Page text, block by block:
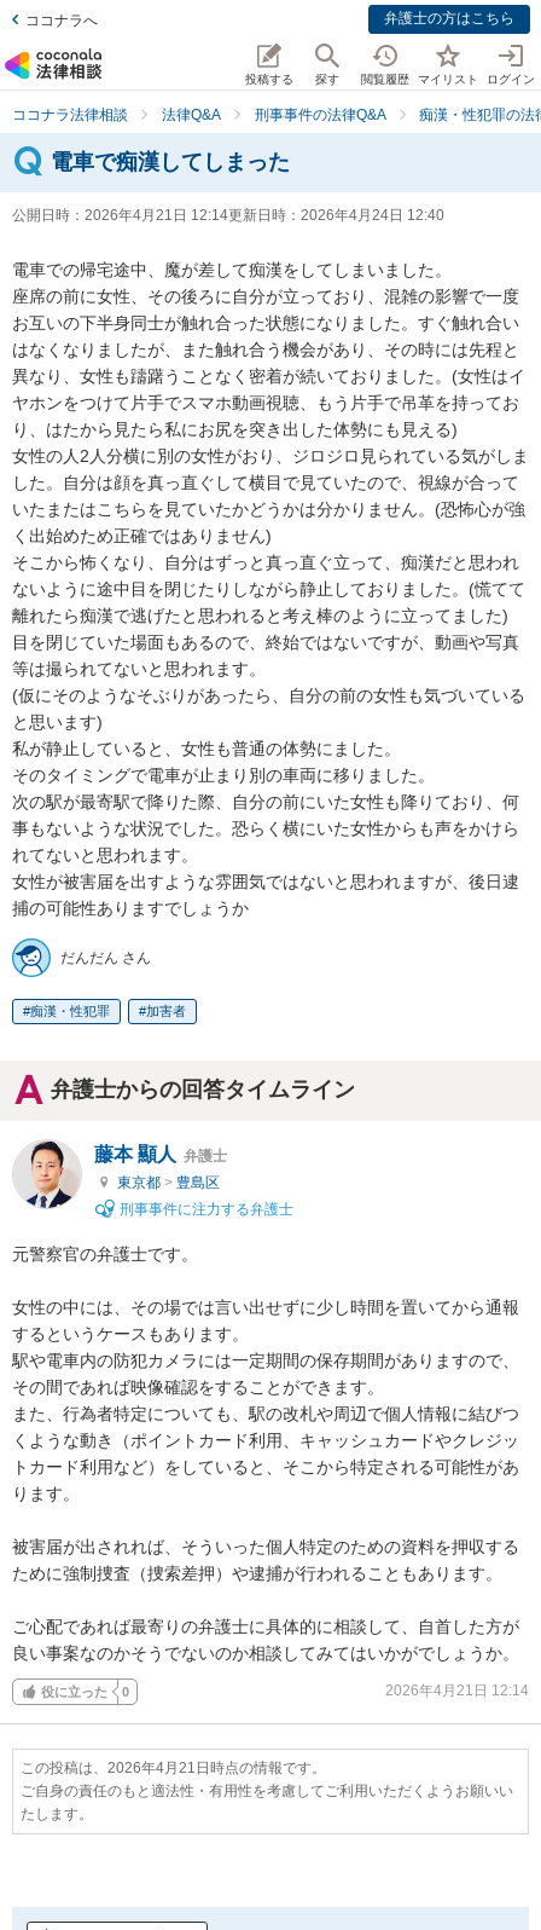
ココナラへ 弁護士の方はこちら
投稿する 探す 閲覧履歴 マイリスト ログイン
ココナラ法律相談 法律Q&A 刑事事件の法律Q&A 痴漢・性犯罪の法
電車で痴漢してしまった
公開日時： 2026年4月21日 12:14更新日時： 2026年4月24日 12:40
電車での帰宅途中、魔が差して痴漢をしてしまいました。
座席の前に女性、その後ろに自分が立っており、混雑の影響で一度
お互いの下半身同士が触れ合った状態になりました。すぐ触れ合い
はなくなりましたが、また触れ合う機会があり、その時には先程と
異なり、女性も躊躇うことなく密着が続いておりました。(女性はイ
ヤホンをつけて片手でスマホ動画視聴、もう片手で吊革を持ってお
り、はたから見たら私にお尻を突き出した体勢にも見える)
女性の人2人分横に別の女性がおり、ジロジロ見られている気がしま
した。自分は顔を真っ直ぐして横目で見ていたので、視線が合って
いたまたはこちらを見ていたかどうかは分かりません。(恐怖心が強
く出始めため正確ではありません)
そこから怖くなり、自分はずっと真っ直ぐ立って、痴漢だと思われ
ないように途中目を閉じたりしながら静止しておりました。(慌てて
離れたら痴漢で逃げたと思われると考え棒のように立ってました)
目を閉じていた場面もあるので、終始ではないですが、動画や写真
等は撮られてないと思われます。
(仮にそのようなそぶりがあったら、自分の前の女性も気づいている
と思います)
私が静止していると、女性も普通の体勢にました。
そのタイミングで電車が止まり別の車両に移りました。
次の駅が最寄駅で降りた際、自分の前にいた女性も降りており、何
事もないような状況でした。恐らく横にいた女性からも声をかけら
れてないと思われます。
女性が被害届を出すような雰囲気ではないと思われますが、後日逮
捕の可能性ありますでしょうか
だんだん さん
痴漢・性犯罪 加害者
弁護士からの回答タイムライン
藤本 顯人 弁護士
東京都 > 豊島区
刑事事件に注力する弁護士
元警察官の弁護士です。
女性の中には、その場では言い出せずに少し時間を置いてから通報
するというケースもあります。
駅や電車内の防犯カメラには一定期間の保存期間がありますので、
その間であれば映像確認をすることができます。
また、行為者特定についても、駅の改札や周辺で個人情報に結びつ
くような動き（ポイントカード利用、キャッシュカードやクレジッ
トカード利用など）をしていると、そこから特定される可能性があ
ります。
被害届が出されれば、そういった個人特定のための資料を押収する
ために強制捜査（捜索差押）や逮捕が行われることもあります。
ご心配であれば最寄りの弁護士に具体的に相談して、自首した方が
良い事案なのかそうでないのか相談してみてはいかがでしょうか。
役に立った 0 2026年4月21日 12:14
この投稿は、2026年4月21日時点の情報です。
ご自身の責任のもと適法性・有用性を考慮してご利用いただくようお願いい
たします。